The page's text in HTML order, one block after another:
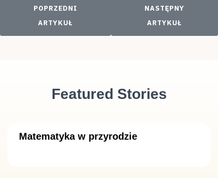
POPRZEDNI ARTYKUŁ: SZKOŁA DO HYMNU
POPRZEDNI
ARTYKUŁ
NASTĘPNY
NASTĘPNY
ARTYKUŁ
Featured Stories
Matematyka w przyrodzie